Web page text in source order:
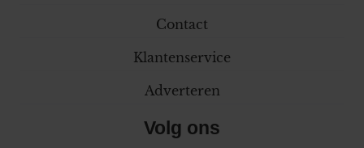
Contact
Klantenservice
Adverteren
Volg ons